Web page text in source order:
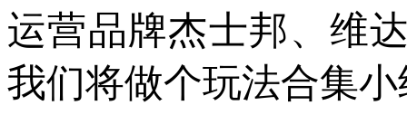
运营品牌杰士邦、维
我们将做个玩法合集